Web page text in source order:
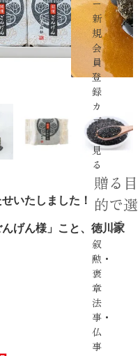
ー
新
規
会
員
登
録
カ
ゴ
を
見
る
贈る目
的で選
ぶ
叙
勲・
褒
章
法
事・
仏
事
いたしました！
げん様」こと、徳川家